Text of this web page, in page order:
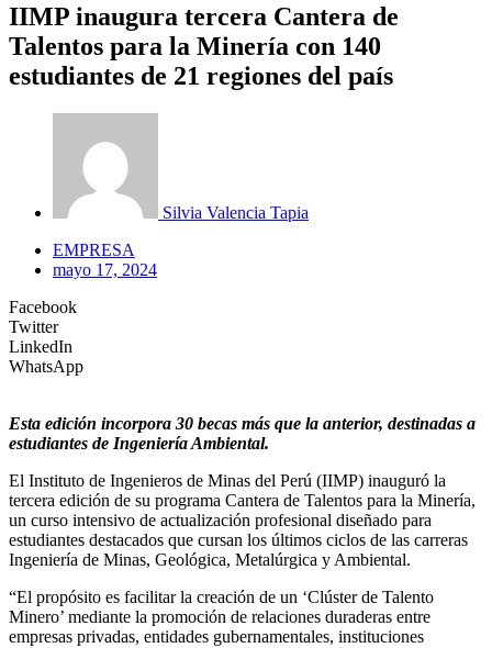
IIMP inaugura tercera Cantera de
Talentos para la Minería con 140
estudiantes de 21 regiones del país
Silvia Valencia Tapia
EMPRESA
mayo 17, 2024
Facebook
Twitter
LinkedIn
WhatsApp
Esta edición incorpora 30 becas más que la anterior, destinadas a
estudiantes de Ingeniería Ambiental.
El Instituto de Ingenieros de Minas del Perú (IIMP) inauguró la
tercera edición de su programa Cantera de Talentos para la Minería,
un curso intensivo de actualización profesional diseñado para
estudiantes destacados que cursan los últimos ciclos de las carreras
Ingeniería de Minas, Geológica, Metalúrgica y Ambiental.
“El propósito es facilitar la creación de un ‘Clúster de Talento
Minero’ mediante la promoción de relaciones duraderas entre
empresas privadas, entidades gubernamentales, instituciones